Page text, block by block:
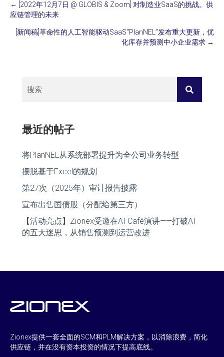
Posts
navigation
← [2022年12月7日 @ GLOBIS & Zoom] 对制造业SaaS的挑战。供
应链管理的未来
[新闻稿]革命性的人工智能驱动SaaS“PlanNEL”发布重大更新，优
化库存并预测中小企业需求 →
最近的帖子
将PlanNEL从系统部署提升为全公司业务转型
摆脱基于Excel的规划
第27次（2025年）审计报告披露
宣布出售国债股（分配给第三方）
【活动亮点】Zionex受邀在AI Café演讲——打破AI
的五大迷思，从销售预测到运营改进
Zionex提供一套全面的SCM和PLM解决方案，以消除浪费，简化
供应链，并在没有资本投资的情况下提高底线。